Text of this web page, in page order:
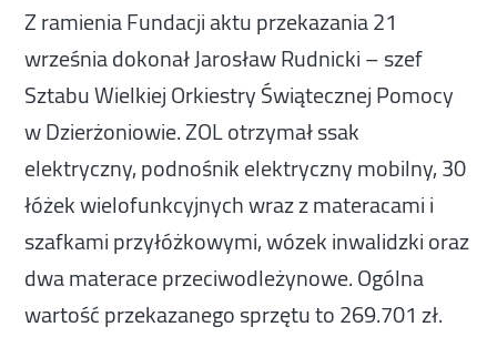
Z ramienia Fundacji aktu przekazania 21
września dokonałJarosław Rudnicki– szef
Sztabu Wielkiej Orkiestry Świątecznej Pomocy
w Dzierżoniowie. ZOL otrzymał ssak
elektryczny, podnośnik elektryczny mobilny, 30
łóżek wielofunkcyjnych wraz z materacami i
szafkami przyłóżkowymi, wózek inwalidzki oraz
dwa materace przeciwodleżynowe. Ogólna
wartość przekazanego sprzętu to 269.701 zł.